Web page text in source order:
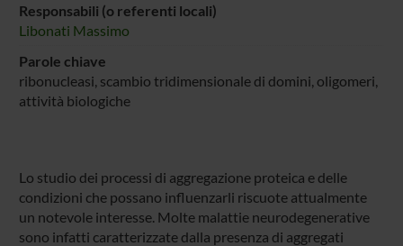
Responsabili (o referenti locali)
Libonati Massimo
Parole chiave
ribonucleasi, scambio tridimensionale di domini, oligomeri,
attività biologiche
Lo studio dei processi di aggregazione proteica e delle
condizioni che possano influenzarli riscuote attualmente
un notevole interesse. Molte malattie neurodegenerative
sono infatti caratterizzate dalla presenza di aggregati